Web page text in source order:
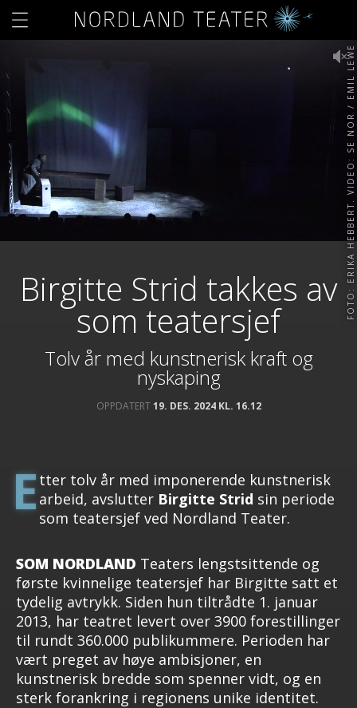
FOTO: ERIKA HEBBERT. VIDEO: SE NOR / EMIL LEWE
Birgitte Strid takkes av
som teatersjef
Tolv år med kunstnerisk kraft og
nyskaping
OPPDATERT19. DES. 2024 KL. 16.12
Etter tolv år med imponerende kunstnerisk
arbeid, avslutter Birgitte Strid sin periode
som teatersjef ved Nordland Teater.
SOM NORDLAND Teaters lengstsittende og
første kvinnelige teatersjef har Birgitte satt et
tydelig avtrykk. Siden hun tiltrådte 1. januar
2013, har teatret levert over 3900 forestillinger
til rundt 360.000 publikummere. Perioden har
vært preget av høye ambisjoner, en
kunstnerisk bredde som spenner vidt, og en
sterk forankring i regionens unike identitet.